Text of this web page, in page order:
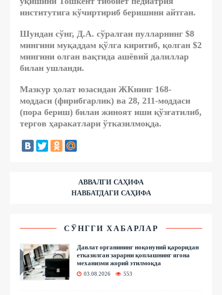
институтига кўчиртириб беришини айтган.
Шундан сўнг, Д.А. сўралган пулларнинг $8
мингини муқаддам қўлга киритиб, қолган $2
мингини олган вақтида ашёвий далиллар
билан ушланди.
Мазкур ҳолат юзасидан ЖКнинг 168-
моддаси (фирибгарлик) ва 28, 211-моддаси
(пора бериш) билан жиноят иши қўзғатилиб,
тергов ҳаракатлари ўтказилмоқда.
АВВАЛГИ САҲИФА
НАВБАТДАГИ САҲИФА
СЎНГГИ ХАБАРЛАР
Давлат органининг ноқонуний қароридан
етказилган зарарни қоплашнинг ягона
механизми жорий этилмоқда
03.08.2026 553